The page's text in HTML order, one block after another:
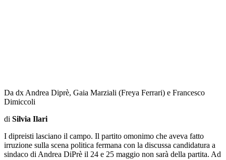
Da dx Andrea Diprè, Gaia Marziali (Freya Ferrari) e Francesco
Dimiccoli
di Silvia Ilari
I dipreisti lasciano il campo. Il partito omonimo che aveva fatto
irruzione sulla scena politica fermana con la discussa candidatura a
sindaco di Andrea DiPrè il 24 e 25 maggio non sarà della partita. Ad